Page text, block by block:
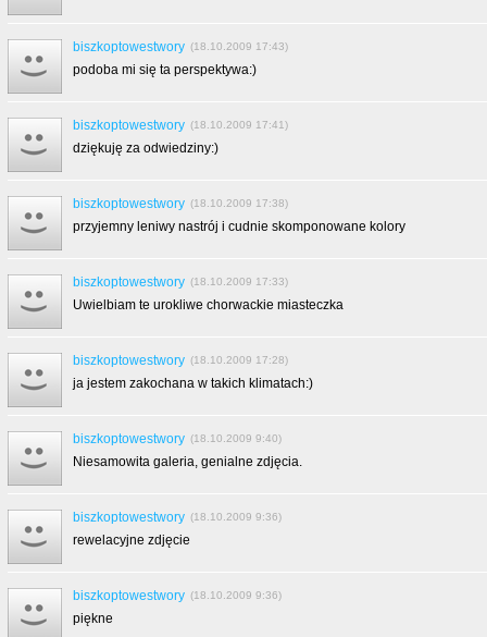
biszkoptowestwory (18.10.2009 17:43)
podoba mi się ta perspektywa:)
biszkoptowestwory (18.10.2009 17:41)
dziękuję za odwiedziny:)
biszkoptowestwory (18.10.2009 17:38)
przyjemny leniwy nastrój i cudnie skomponowane kolory
biszkoptowestwory (18.10.2009 17:33)
Uwielbiam te urokliwe chorwackie miasteczka
biszkoptowestwory (18.10.2009 17:28)
ja jestem zakochana w takich klimatach:)
biszkoptowestwory (18.10.2009 9:40)
Niesamowita galeria, genialne zdjęcia.
biszkoptowestwory (18.10.2009 9:36)
rewelacyjne zdjęcie
biszkoptowestwory (18.10.2009 9:36)
piękne